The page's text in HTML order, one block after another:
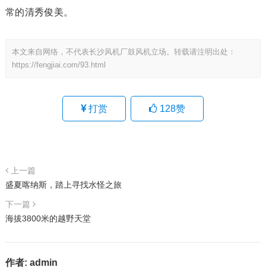
常的清秀俊美。
本文来自网络，不代表长沙风机厂鼓风机立场。转载请注明出处：
https://fengjiai.com/93.html
打赏 128赞
上一篇
盛夏喀纳斯，踏上寻找水怪之旅
下一篇
海拔3800米的越野天堂
作者: admin